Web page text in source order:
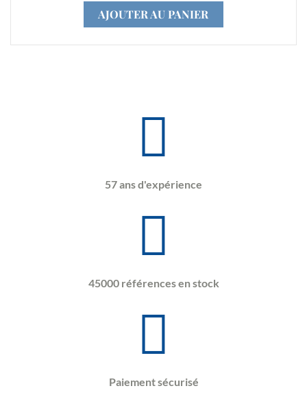
AJOUTER AU PANIER
57 ans d'expérience
45000 références en stock
Paiement sécurisé